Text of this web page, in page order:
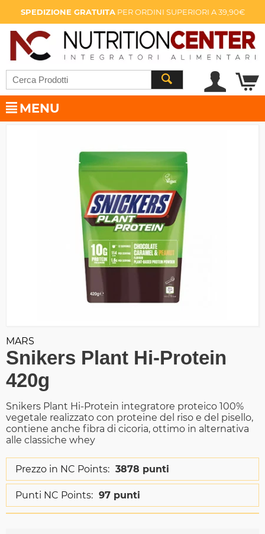
SPEDIZIONE GRATUITAPER ORDINI SUPERIORI A 39,90€
MENU
MARS
Snikers Plant Hi-Protein
420g
Snikers Plant Hi-Protein integratore proteico 100%
vegetale realizzato con proteine del riso e del pisello,
contiene anche fibra di cicoria, ottimo in alternativa
alle classiche whey
Prezzo in NC Points: 3878 punti
Punti NC Points: 97 punti